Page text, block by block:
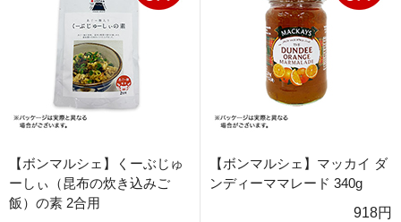
【ボンマルシェ】くーぶじゅ
ーしぃ（昆布の炊き込みご
飯）の素 2合用
【ボンマルシェ】マッカイ ダ
ンディーママレード 340g
918円